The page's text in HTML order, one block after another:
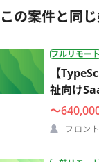
この案件と同
フルリモー
【
祉向け
〜
フロン